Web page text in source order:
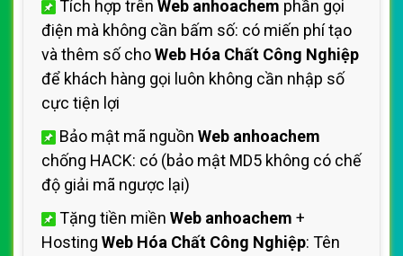
Tích hợp trên Web anhoachem phần gọi
điện mà không cần bấm số: có miến phí tạo
và thêm số choWeb Hóa Chất Công Nghiệp
để khách hàng gọi luôn không cần nhập số
cực tiện lợi
Bảo mật mã nguồn Web anhoachem
chống HACK: có (bảo mật MD5 không có chế
độ giải mã ngược lại)
Tặng tiền miền Web anhoachem +
Hosting Web Hóa Chất Công Nghiệp: Tên